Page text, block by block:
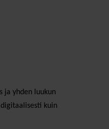
ja yhden luukun
kuin